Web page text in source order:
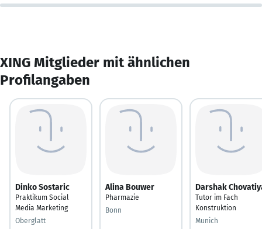
XING Mitglieder mit ähnlichen
Profilangaben
Dinko Sostaric
Praktikum Social
Media Marketing
Oberglatt
Alina Bouwer
Pharmazie
Bonn
Darshak
Tutor im Fach
Konstruktion
Munich